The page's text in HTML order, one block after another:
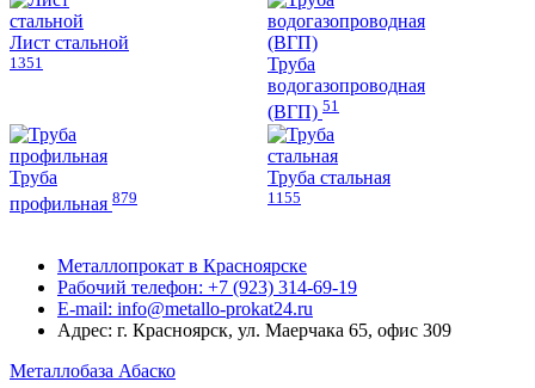
Лист стальной
1351
Труба
водогазопроводная
(ВГП) 51
Труба
профильная 879
Труба стальная
1155
Металлопрокат в Красноярске
Рабочий телефон: +7 (923) 314-69-19
E-mail: info@metallo-prokat24.ru
Адрес: г. Красноярск, ул. Маерчака 65, офис 309
Металлобаза Абаско